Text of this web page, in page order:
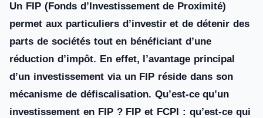
Un FIP (Fonds d’Investissement de Proximité)
permet aux particuliers d’investir et de détenir des
parts de sociétés tout en bénéficiant d’une
réduction d’impôt. En effet, l’avantage principal
d’un investissement via un FIP réside dans son
mécanisme de défiscalisation. Qu’est-ce qu’un
investissement en FIP ? FIP et FCPI : qu’est-ce qui